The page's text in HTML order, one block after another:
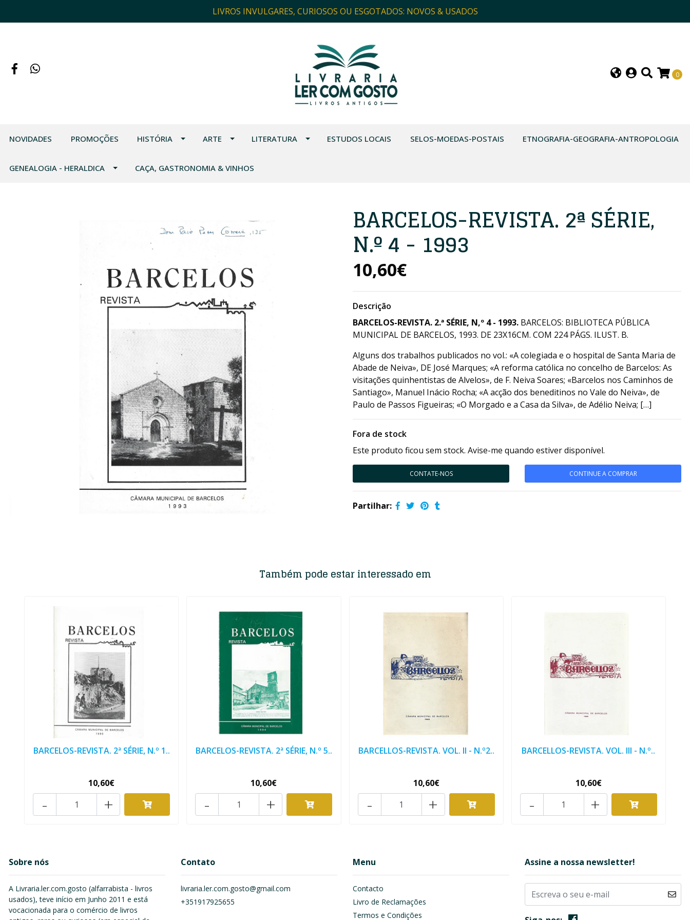
LIVROS INVULGARES, CURIOSOS OU ESGOTADOS: NOVOS & USADOS
0
NOVIDADES PROMOÇÕES HISTÓRIA ARTE LITERATURA ESTUDOS LOCAIS SELOS-MOEDAS-POSTAIS ETNOGRAFIA-GEOGRAFIA-ANTROPOLOGIA
GENEALOGIA - HERALDICA CAÇA, GASTRONOMIA & VINHOS
BARCELOS-REVISTA. 2ª SÉRIE,
N.º 4 - 1993
10,60€
Descrição
BARCELOS-REVISTA. 2.ª SÉRIE, N,º 4 - 1993. BARCELOS: BIBLIOTECA PÚBLICA
MUNICIPAL DE BARCELOS, 1993. DE 23X16CM. COM 224 PÁGS. ILUST. B.
Alguns dos trabalhos publicados no vol.: «A colegiada e o hospital de Santa Maria de
Abade de Neiva», DE José Marques; «A reforma católica no concelho de Barcelos: As
visitações quinhentistas de Alvelos», de F. Neiva Soares; «Barcelos nos Caminhos de
Santiago», Manuel Inácio Rocha; «A acção dos beneditinos no Vale do Neiva», de
Paulo de Passos Figueiras; «O Morgado e a Casa da Silva», de Adélio Neiva; […]
Fora de stock
Este produto ficou sem stock. Avise-me quando estiver disponível.
CONTATE-NOS CONTINUE A COMPRAR
Partilhar:
Também pode estar interessado em
BARCELOS-REVISTA. 2ª SÉRIE, N.º 1..
10,60€
+
-
BARCELOS-REVISTA. 2ª SÉRIE, N.º 5..
10,60€
+
-
BARCELLOS-REVISTA. VOL. II - N.º2..
10,60€
+
-
BARCELLOS-REVISTA. VOL. III - N.º..
10,60€
+
-
Sobre nós
A Livraria.ler.com.gosto (alfarrabista - livros
usados), teve início em Junho 2011 e está
vocacionada para o comércio de livros
Contato
livraria.ler.com.gosto@gmail.com
+351917925655
Menu
Contacto
Livro de Reclamações
Termos e Condições
Assine a nossa newsletter!